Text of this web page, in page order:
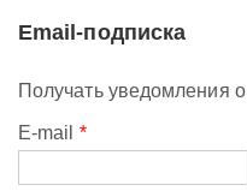
Email-подписка
Получать уведомления
E-mail *